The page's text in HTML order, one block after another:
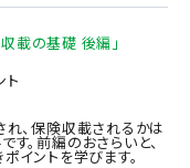
載の基礎 後編」
ト
、保険収載されるかは
。前編のおさらいと、
イントを学びます。